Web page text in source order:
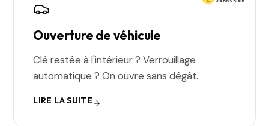
Ouverture de véhicule
Clé restée à l'intérieur ? Verrouillage
automatique ? On ouvre sans dégât.
LIRE LA SUITE